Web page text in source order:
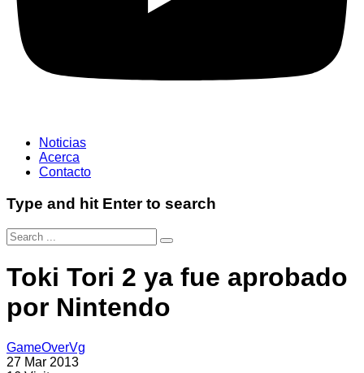
Noticias
Acerca
Contacto
Type and hit Enter to search
Toki Tori 2 ya fue aprobado
por Nintendo
GameOverVg
27 Mar 2013